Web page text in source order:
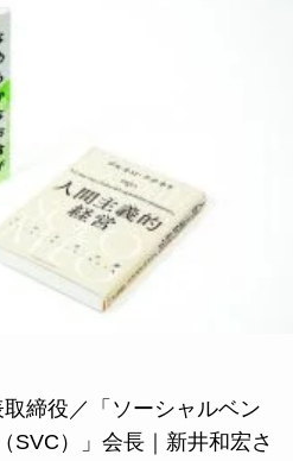
取締役／「ソーシャルベン
SVC）」会長｜新井和宏さ